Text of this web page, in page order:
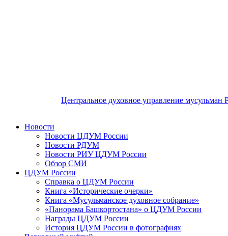
Центральное духовное управление мусульман
Новости
Новости ЦДУМ России
Новости РДУМ
Новости РИУ ЦДУМ России
Обзор СМИ
ЦДУМ России
Справка о ЦДУМ России
Книга «Исторические очерки»
Книга «Мусульманское духовное собрание»
«Панорама Башкортостана» о ЦДУМ России
Награды ЦДУМ России
История ЦДУМ России в фотографиях